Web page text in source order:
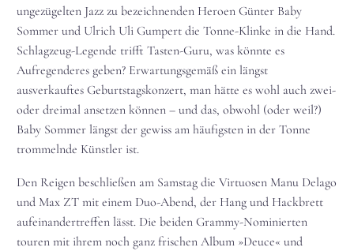
ungezügelten Jazz zu bezeichnenden Heroen Günter Baby
Sommer und Ulrich Uli Gumpert die Tonne-Klinke in die Hand.
Schlagzeug-Legende trifft Tasten-Guru, was könnte es
Aufregenderes geben? Erwartungsgemäß ein längst
ausverkauftes Geburtstagskonzert, man hätte es wohl auch zwei-
oder dreimal ansetzen können – und das, obwohl (oder weil?)
Baby Sommer längst der gewiss am häufigsten in der Tonne
trommelnde Künstler ist.
Den Reigen beschließen am Samstag die Virtuosen Manu Delago
und Max ZT mit einem Duo-Abend, der Hang und Hackbrett
aufeinandertreffen lässt. Die beiden Grammy-Nominierten
touren mit ihrem noch ganz frischen Album »Deuce« und